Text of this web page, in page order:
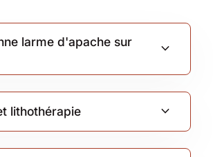
larme d'apache sur
expand_more
lithothérapie expand_more